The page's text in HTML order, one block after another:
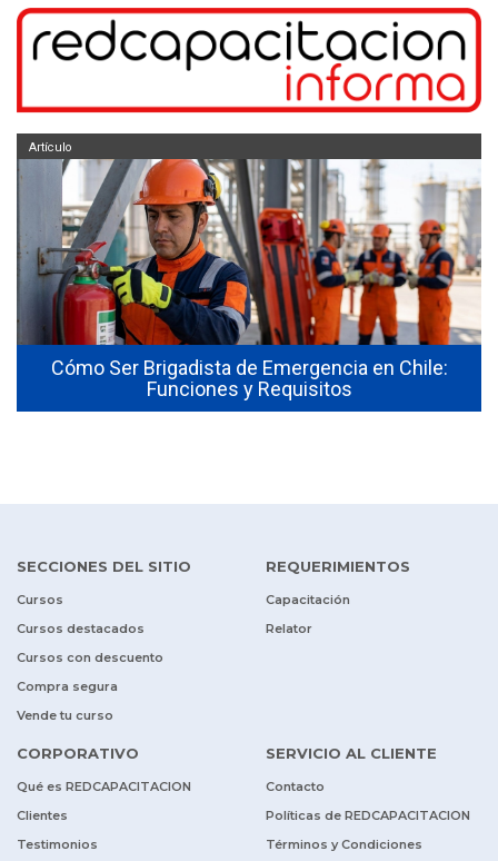
Cómo Ser Brigadista de Emergencia en Chile:
Funciones y Requisitos
Artículo
SECCIONES DEL SITIO
Cursos
Cursos destacados
Cursos con descuento
Compra segura
Vende tu curso
REQUERIMIENTOS
Capacitación
Relator
CORPORATIVO
Qué es REDCAPACITACION
Clientes
Testimonios
SERVICIO AL CLIENTE
Contacto
Políticas de REDCAPACITACION
Términos y Condiciones